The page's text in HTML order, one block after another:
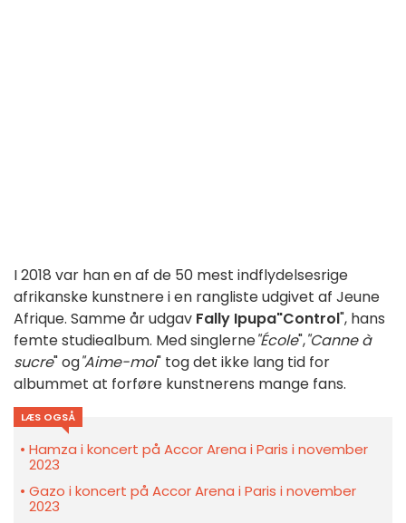
I 2018 var han en af de 50 mest indflydelsesrige
afrikanske kunstnere i en rangliste udgivet af Jeune
Afrique. Samme år udgav Fally Ipupa"Control", hans
femte studiealbum. Med singlerne"École","Canne à
sucre" og"Aime-moi" tog det ikke lang tid for
albummet at forføre kunstnerens mange fans.
LÆS OGSÅ
Hamza i koncert på Accor Arena i Paris i november
2023
Gazo i koncert på Accor Arena i Paris i november
2023